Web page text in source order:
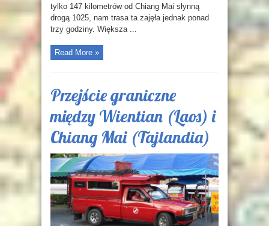
tylko 147 kilometrów od Chiang Mai słynną
drogą 1025, nam trasa ta zajęła jednak ponad
trzy godziny. Większa ...
Read More »
Przejście graniczne
między Wientian (Laos) i
Chiang Mai (Tajlandia)